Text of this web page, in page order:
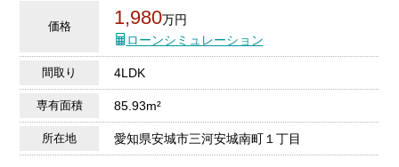
価格 1,980万円
ローンシミュレーション
間取り 4LDK
専有面積 85.93m²
所在地 愛知県安城市三河安城南町１丁目